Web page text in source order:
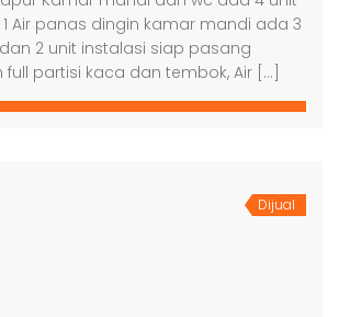
Air panas dingin kamar mandi ada 3
2 unit instalasi siap pasang
full partisi kaca dan tembok, Air […]
Dijual